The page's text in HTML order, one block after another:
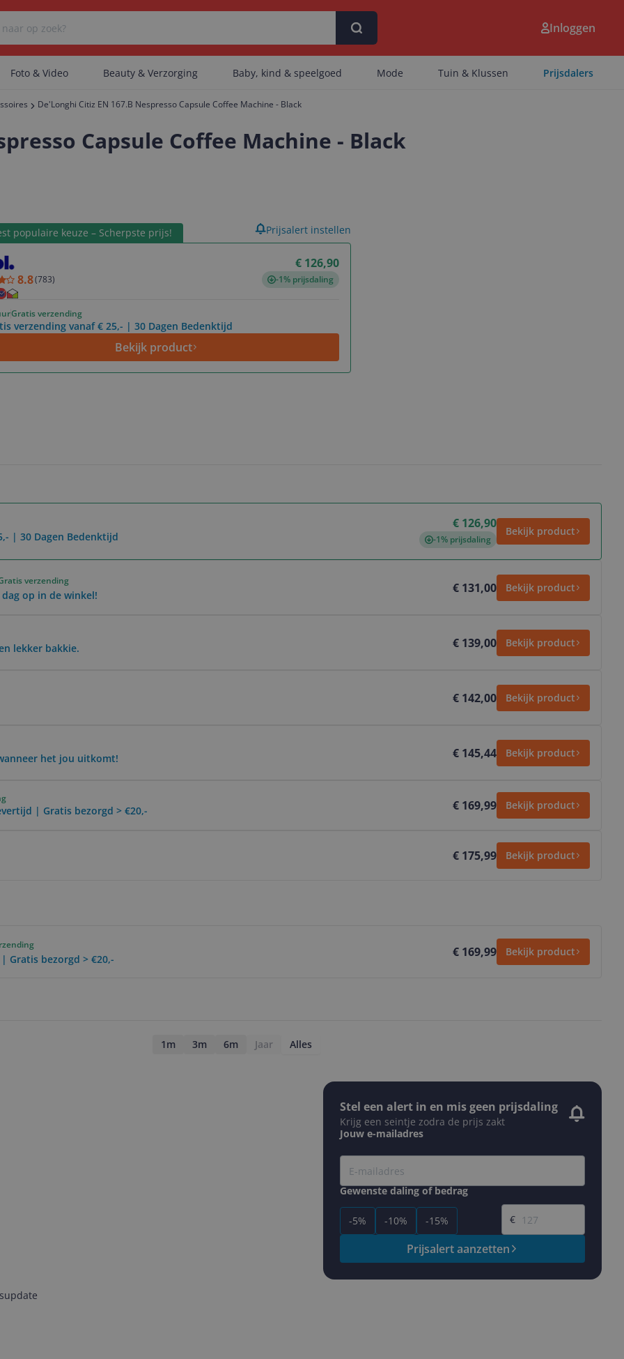
Er zijn geen categorieën gevonden.
Er zijn geen artikelen gevonden.
Inloggen
Foto & Video Beauty & Verzorging Baby, kind & speelgoed Mode Tuin & Klussen Prijsdalers
De'Longhi Citiz EN 167.B Nespresso Capsule Coffee Machine - Black
Capsule Coffee Machine - Black
populaire keuze – Scherpste prijs!
€ 126,90
8.8(783) -1% prijsdaling
Gratis verzending
verzending vanaf € 25,- | 30 Dagen Bedenktijd
Bekijk product
Prijsalert instellen
| 30 Dagen Bedenktijd
€ 126,90
-1% prijsdaling
Bekijk product
verzending
op in de winkel! € 131,00 Bekijk product
lekker bakkie. € 139,00 Bekijk product
€ 142,00 Bekijk product
het jou uitkomt! € 145,44 Bekijk product
| Gratis bezorgd > €20,- € 169,99 Bekijk product
€ 175,99 Bekijk product
Gratis bezorgd > €20,- € 169,99 Bekijk product
1m 3m 6m Jaar Alles
Stel een alert in en mis geen prijsdaling
Krijg een seintje zodra de prijs zakt
Jouw e-mailadres
Gewenste daling of bedrag
-5% -10% -15%
Gewenste prijs
€
Prijsalert aanzetten